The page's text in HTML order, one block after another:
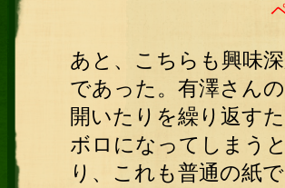
あと、こちらも興味
であった。有澤さん
開いたりを繰り返す
ボロになってしまう
り、これも普通の紙